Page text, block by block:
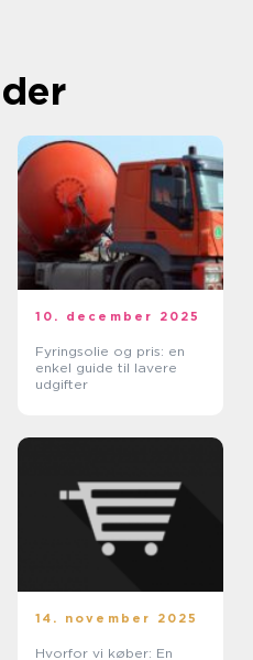
10. december 2025
Fyringsolie og pris: en
enkel guide til lavere
udgifter
14. november 2025
Hvorfor vi køber: En